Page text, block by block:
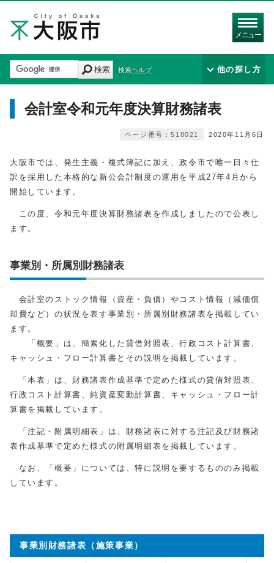
メニュー
検索 検索ヘルプ 他の探し方
会計室令和元年度決算財務諸表
2020年11月6日
ページ番号：518021
大阪市では、発生主義・複式簿記に加え、政令市で唯一日々仕
訳を採用した本格的な新公会計制度の運用を平成27年4月から
開始しています。
この度、令和元年度決算財務諸表を作成しましたので公表し
ます。
事業別・所属別財務諸表
会計室のストック情報（資産・負債）やコスト情報（減価償
却費など）の状況を表す事業別・所属別財務諸表を掲載してい
ます。
「概要」は、簡素化した貸借対照表、行政コスト計算書、
キャッシュ・フロー計算書とその説明を掲載しています。
「本表」は、財務諸表作成基準で定めた様式の貸借対照表、
行政コスト計算書、純資産変動計算書、キャッシュ・フロー計
算書を掲載しています。
「注記・附属明細表」は、財務諸表に対する注記及び財務諸
表作成基準で定めた様式の附属明細表を掲載しています。
なお、「概要」については、特に説明を要するもののみ掲載
しています。
事業別財務諸表（施策事業）